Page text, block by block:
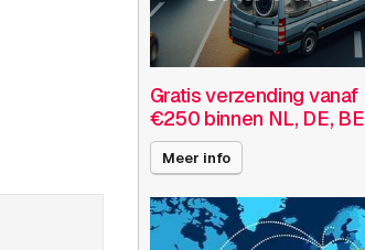
Gratis verzending vanaf
€250 binnen NL, DE, BE
Meer info